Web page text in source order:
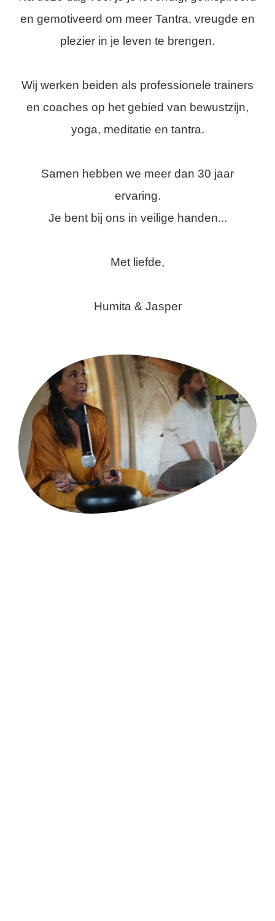
en gemotiveerd om meer Tantra, vreugde en
plezier in je leven te brengen.
Wij werken beiden als professionele trainers
en coaches op het gebied van bewustzijn,
yoga, meditatie en tantra.
Samen hebben we meer dan 30 jaar
ervaring.
Je bent bij ons in veilige handen...
Met liefde,
Humita & Jasper